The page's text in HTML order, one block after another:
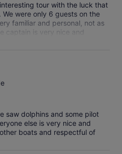
tour with the luck that
were only 6 guests on the
familiar and personal, not as
captain is very nice and
that you saw and that live
break at sea, not far from a
and swim. Drinks and
the tour. A little tip: if you want
have a great view, but you
Put on your bathing suit
strong, so don't have
certainly applies to all boat
saw dolphins and some pilot
else is very nice and
boats and respectful of